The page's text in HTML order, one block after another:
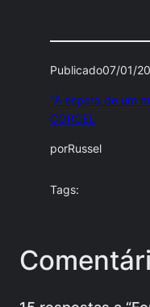
Publicado07/01/
"À espera de um
CORCEL
porRussel
Tags: